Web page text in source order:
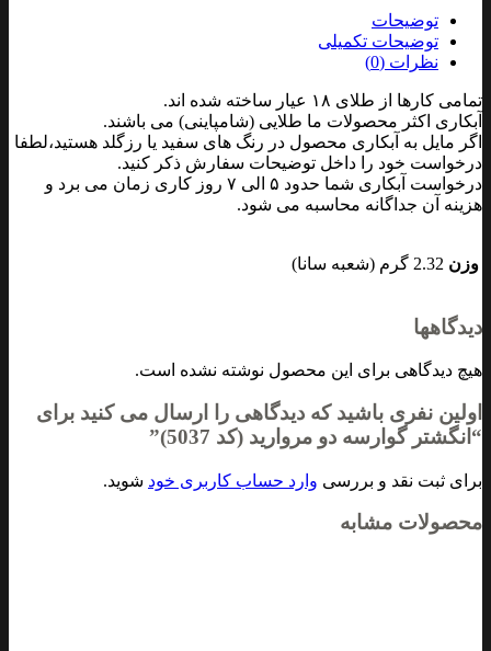
توضیحات
توضیحات تکمیلی
نظرات (0)
تمامی کارها از طلای ۱۸ عیار ساخته شده اند.
آبکاری اکثر محصولات ما طلایی (شامپاینی) می باشند.
اگر مایل به آبکاری محصول در رنگ های سفید یا رزگلد هستید،لطفا
درخواست خود را داخل توضیحات سفارش ذکر کنید.
درخواست آبکاری شما حدود ۵ الی ۷ روز کاری زمان می برد و
هزینه آن جداگانه محاسبه می شود.
وزن 2.32 گرم (شعبه سانا)
دیدگاهها
هیچ دیدگاهی برای این محصول نوشته نشده است.
اولین نفری باشید که دیدگاهی را ارسال می کنید برای
“انگشتر گوارسه دو مروارید (کد 5037)”
برای ثبت نقد و بررسی وارد حساب کاربری خود شوید.
محصولات مشابه